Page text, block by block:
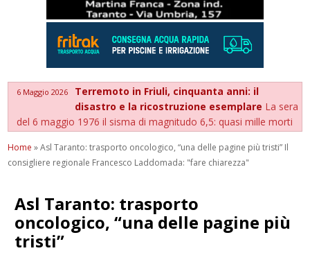
6 Maggio 2026
Terremoto in Friuli, cinquanta anni: il
disastro e la ricostruzione esemplare La sera
del 6 maggio 1976 il sisma di magnitudo 6,5: quasi mille morti
Home »Asl Taranto: trasporto oncologico, “una delle pagine più tristi” Il
consigliere regionale Francesco Laddomada: "fare chiarezza"
Asl Taranto: trasporto
oncologico, “una delle pagine più
tristi”